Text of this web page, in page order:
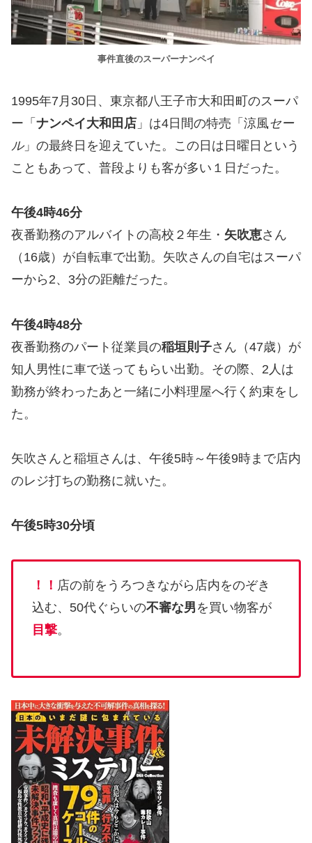
事件直後のスーパーナンペイ
1995年7月30日、東京都八王子市大和田町のスーパ
ー「 ナンペイ大和田店 」は4日間の特売「涼風セー
ル」の最終日を迎えていた。この日は日曜日という
こともあって、普段よりも客が多い１日だった。
午後4時46分
夜番勤務のアルバイトの高校２年生・ 矢吹恵さん
（16歳）が自転車で出勤。矢吹さんの自宅はスーパ
ーから2、3分の距離だった。
午後4時48分
夜番勤務のパート従業員の稲垣則子さん（47歳）が
知人男性に車で送ってもらい出勤。その際、2人は
勤務が終わったあと一緒に小料理屋へ行く約束をし
た。
矢吹さんと稲垣さんは、午後5時～午後9時まで店内
のレジ打ちの勤務に就いた。
午後5時30分頃
！！ 店の前をうろつきながら店内をのぞき
込む、50代ぐらいの不審な男 を買い物客が
目撃。